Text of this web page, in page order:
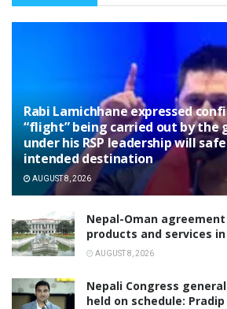
Rabi Lamichhane expressed
“flight” being carried out by the
under his RSP leadership will
intended destination
AUGUST 8, 2026
Nepal-Oman
products and services
AUGUST 8, 2026
Nepali Congress
held on schedule: